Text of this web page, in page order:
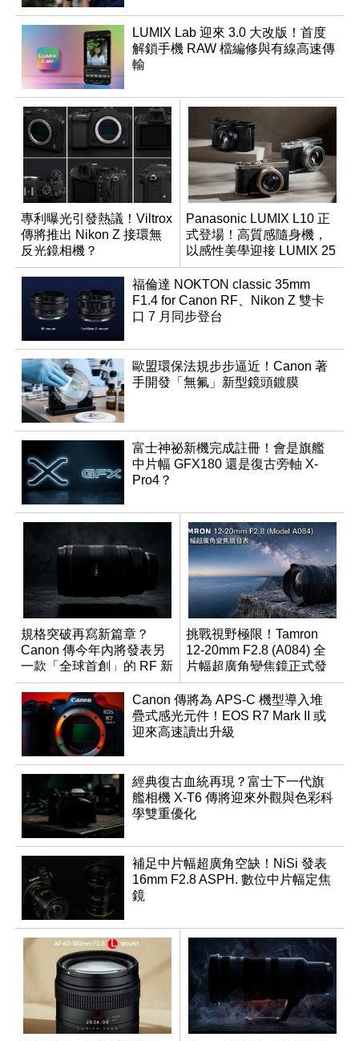
LUMIX Lab 迎來 3.0 大改版！首度
解鎖手機 RAW 檔編修與有線高速傳
輸
專利曝光引發熱議！Viltrox
傳將推出 Nikon Z 接環無
反光鏡相機？
Panasonic LUMIX L10 正
式登場！高質感隨身機，
以感性美學迎接 LUMIX 25
週年
福倫達 NOKTON classic 35mm
F1.4 for Canon RF、Nikon Z 雙卡
口 7 月同步登台
歐盟環保法規步步逼近！Canon 著
手開發「無氟」新型鏡頭鍍膜
富士神祕新機完成註冊！會是旗艦
中片幅 GFX180 還是復古旁軸 X-
Pro4？
規格突破再寫新篇章？
Canon 傳今年內將發表另
一款「全球首創」的 RF 新
鏡頭
挑戰視野極限！Tamron
12-20mm F2.8 (A084) 全
片幅超廣角變焦鏡正式發
表
Canon 傳將為 APS-C 機型導入堆
疊式感光元件！EOS R7 Mark II 或
迎來高速讀出升級
經典復古血統再現？富士下一代旗
艦相機 X-T6 傳將迎來外觀與色彩科
學雙重優化
補足中片幅超廣角空缺！NiSi 發表
16mm F2.8 ASPH. 數位中片幅定焦
鏡